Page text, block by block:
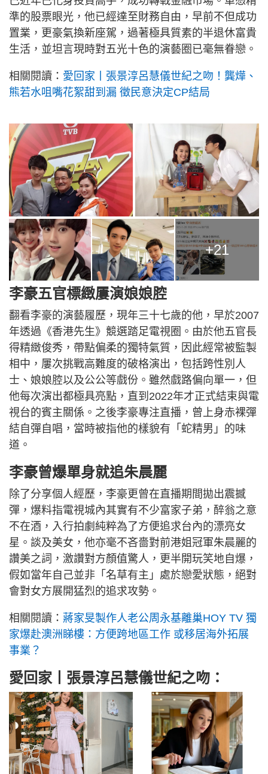
準的股票眼光，他已經達至財務自由，早前不但成功
置業，更豪氣換新座駕，過著極具質素的半退休富貴
生活，並坦言現時對五光十色的演藝圈已毫無眷戀。
相關閱讀： 愛回家丨張景淳呂慧儀世紀之吻！龔燁、
熊若水咀嘴花絮甜到漏 徵民意決定CP結局
+21
李豪五官標緻屢演娘娘腔
翻看李豪的演藝履歷，現年三十七歲的他，早於2007
年透過《香港先生》競選踏足電視圈。由於他五官長
得精緻俊秀，帶點偏柔的獨特氣質，因此經常被監製
相中，屢次挑戰高難度的破格演出，包括跨性別人
士、娘娘腔以及公公等戲份。雖然戲路偏向單一，但
他每次演出都極具亮點，直到2022年才正式結束與電
視台的賓主關係。之後李豪專注直播，曾上身赤裸彈
結自彈自唱，當時被指他的樣貌有「蛇精男」的味
道。
李豪曾爆單身就追朱晨麗
除了分享個人經歷，李豪更曾在直播期間拋出震撼
彈，爆料指電視城內其實有不少富家子弟，醉翁之意
不在酒，入行拍劇純粹為了方便追求台內的漂亮女
星。談及美女，他亦毫不吝嗇對前港姐冠軍朱晨麗的
讚美之詞，激讚對方顏值驚人，更半開玩笑地自爆，
假如當年自己並非「名草有主」處於戀愛狀態，絕對
會對女方展開猛烈的追求攻勢。
相關閱讀： 蔣家旻製作人老公周永基離巢HOY TV 獨
家爆赴澳洲睇樓：方便跨地區工作 或移居海外拓展
事業？
愛回家丨張景淳呂慧儀世紀之吻：